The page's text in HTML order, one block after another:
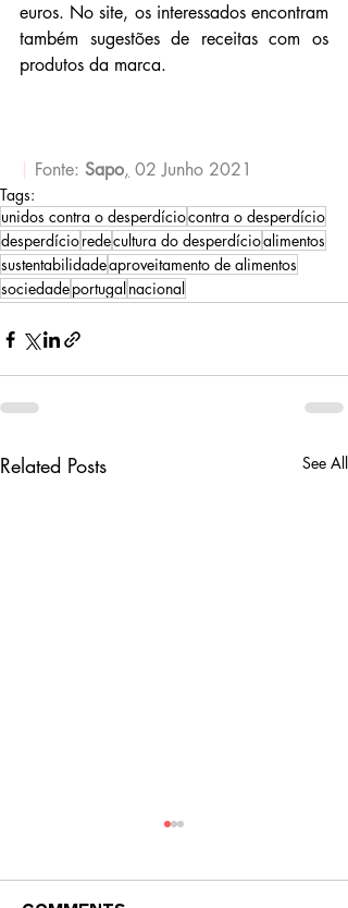
euros. No site, os interessados encontram
também sugestões de receitas com os
produtos da marca.
Fonte: Sapo, 02 Junho 2021
Tags:
unidos contra o desperdíciocontra o desperdício
desperdícioredecultura do desperdícioalimentos
sustentabilidadeaproveitamento de alimentos
sociedadeportugal nacional
Related Posts See All